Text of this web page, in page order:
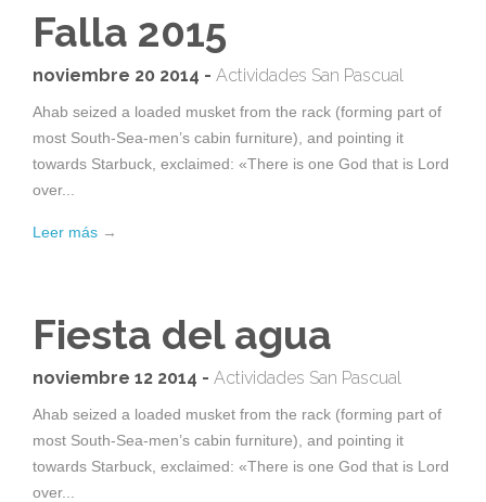
Falla 2015
noviembre 20 2014 - Actividades San Pascual
Ahab seized a loaded musket from the rack (forming part of
most South-Sea-men’s cabin furniture), and pointing it
towards Starbuck, exclaimed: «There is one God that is Lord
over...
Leer más →
Fiesta del agua
noviembre 12 2014 - Actividades San Pascual
Ahab seized a loaded musket from the rack (forming part of
most South-Sea-men’s cabin furniture), and pointing it
towards Starbuck, exclaimed: «There is one God that is Lord
over...